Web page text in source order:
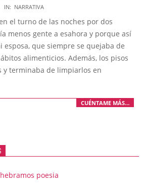
IN: NARRATIVA
el turno de las noches por dos
menos gente a esahora y porque así
que siempre se quejaba de
alimenticios. Además, los pisos
y terminaba de limpiarlos en
CUÉNTAME MÁS…
poesia